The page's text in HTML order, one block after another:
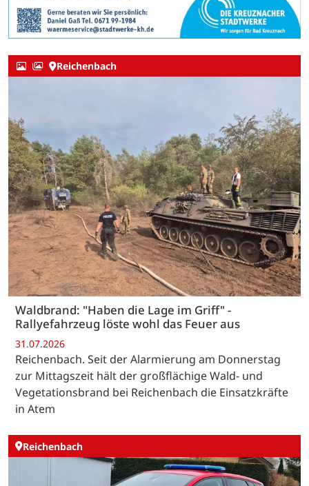
Reichenbach
Waldbrand: "Haben die Lage im Griff" -
Rallyefahrzeug löste wohl das Feuer aus
31.07.2026
Reichenbach. Seit der Alarmierung am Donnerstag
zur Mittagszeit hält der großflächige Wald- und
Vegetationsbrand bei Reichenbach die Einsatzkräfte
in Atem
Reichenbach